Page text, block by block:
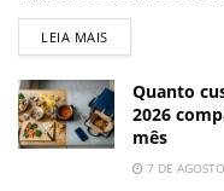
LEIA MAIS
Quanto
2026
mês
7 DE